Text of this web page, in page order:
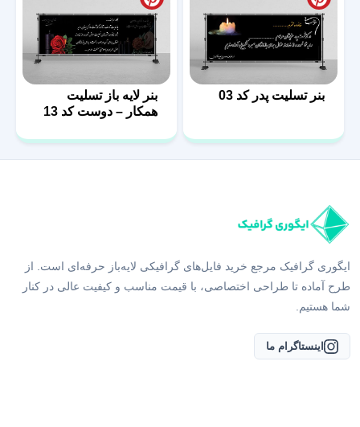
بنر تسلیت پدر کد 03
بنر لایه باز تسلیت
همکار – دوست کد 13
ایگوری گرافیک مرجع خرید فایل‌های گرافیکی لایه‌باز حرفه‌ای است. از
طرح آماده تا طراحی اختصاصی، با قیمت مناسب و کیفیت عالی در کنار
شما هستیم.
اینستاگرام ما